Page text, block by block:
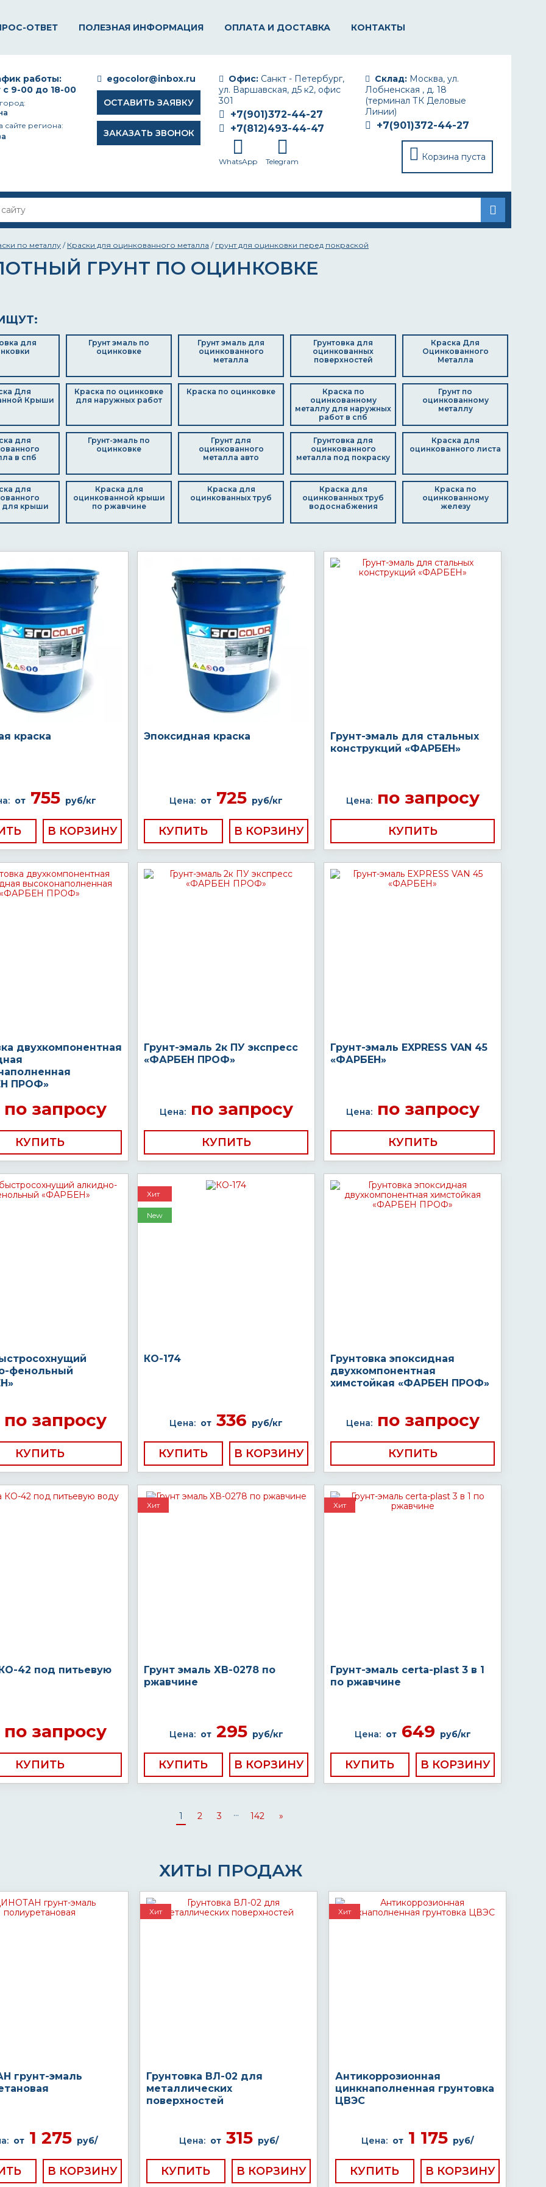
ОТВЕТ ПОЛЕЗНАЯ ИНФОРМАЦИЯ ОПЛАТА И ДОСТАВКА КОНТАКТЫ
Склад: Москва, ул.
Лобненская , д. 18
(терминал ТК Деловые
Линии)
+7(901)372-44-27
Корзина пуста
Офис: Санкт - Петербург,
ул. Варшавская, д5 к2, офис
301
+7(901)372-44-27
+7(812)493-44-47
WhatsApp Telegram
egocolor@inbox.ru
ОСТАВИТЬ ЗАЯВКУ
ЗАКАЗАТЬ ЗВОНОК
работы:
с 9-00 до 18-00
сайте региона:
по металлу / Краски для оцинкованного металла / грунт для оцинковки перед покраской
ГРУНТ ПО ОЦИНКОВКЕ
для
Грунт эмаль по
оцинковке
Грунт эмаль для
оцинкованного
металла
Грунтовка для
оцинкованных
поверхностей
Краска Для
Оцинкованного
Металла
Для
Крыши
Краска по оцинковке
для наружных работ
Краска по оцинковке
Краска по
оцинкованному
металлу для наружных
работ в спб
Грунт по
оцинкованному
металлу
для
в спб
Грунт-эмаль по
оцинковке
Грунт для
оцинкованного
металла авто
Грунтовка для
оцинкованного
металла под покраску
Краска для
оцинкованного листа
для
для крыши
Краска для
оцинкованной крыши
по ржавчине
Краска для
оцинкованных труб
Краска для
оцинкованных труб
водоснабжения
Краска по
оцинкованному
железу
краска
от755 руб/кг
Эпоксидная краска
Цена: от 725 руб/кг
КУПИТЬ
Грунт-эмаль для стальных
конструкций «ФАРБЕН»
Цена:по запросу
КУПИТЬ
двухкомпонентная
ПРОФ»
запросу
КУПИТЬ
Грунт-эмаль 2к ПУ экспресс
«ФАРБЕН ПРОФ»
Цена:по запросу
КУПИТЬ
Грунт-эмаль EXPRESS VAN 45
«ФАРБЕН»
Цена:по запросу
КУПИТЬ
фенольный
запросу
КУПИТЬ
Хит
New
КО-174
Цена: от 336 руб/кг
КУПИТЬ
Грунтовка эпоксидная
двухкомпонентная
химстойкая «ФАРБЕН ПРОФ»
Цена:по запросу
КУПИТЬ
42 под питьевую
запросу
КУПИТЬ
Хит
Грунт эмаль ХВ-0278 по
ржавчине
Цена: от295 руб/кг
КУПИТЬ
Хит
Грунт-эмаль certa-plast 3 в 1
по ржавчине
Цена: от649 руб/кг
КУПИТЬ
1 2 3 ... 142 »
ХИТЫ ПРОДАЖ
грунт-эмаль
от1 275 руб/
Хит
Грунтовка ВЛ-02 для
металлических
поверхностей
Цена: от315 руб/
КУПИТЬ
Хит
Антикоррозионная
цинкнаполненная грунтовка
ЦВЭС
Цена: от 1 175 руб/
КУПИТЬ